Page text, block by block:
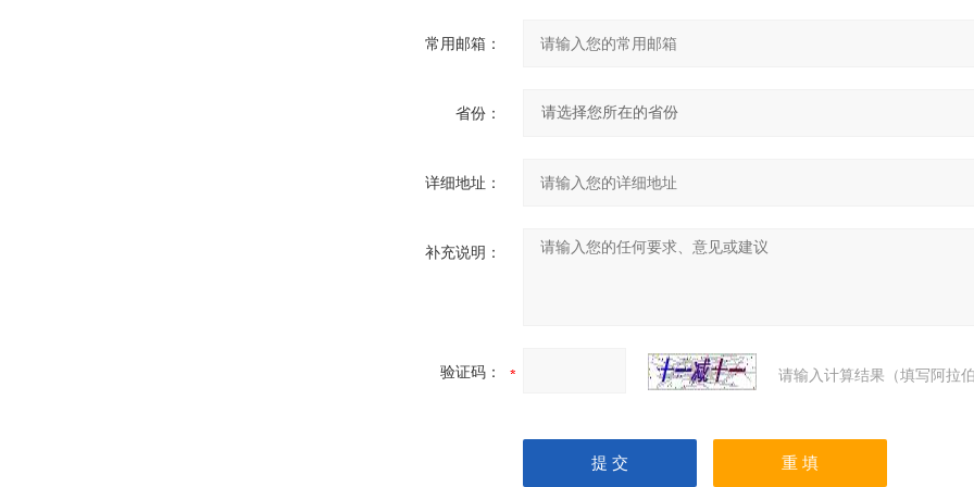
常用邮箱：
省份：
详细地址：
补充说明：
验证码： 请输入计算结果（填写阿拉